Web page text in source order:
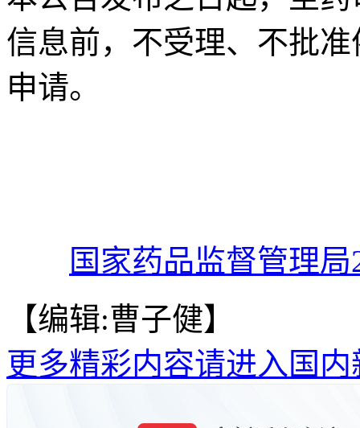
信息前，不受理、不批
申请。
国家药品监督管理
【编辑:曹子健】
更多精彩内容请进入国内